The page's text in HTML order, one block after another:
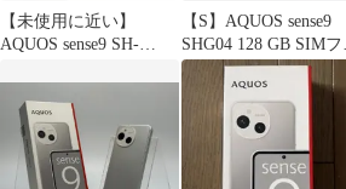
【未使用に近い】
AQUOS sense9 SH-
【S】AQUOS sense9
SHG04 128 GB SIMフ
ー 本体